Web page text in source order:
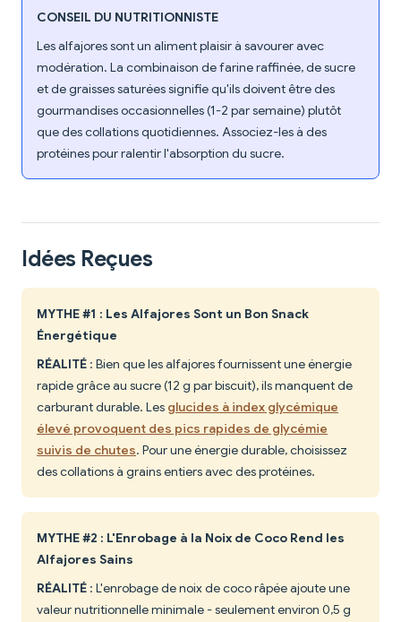
CONSEIL DU NUTRITIONNISTE
Les alfajores sont un aliment plaisir à savourer avec
modération. La combinaison de farine raffinée, de sucre
et de graisses saturées signifie qu'ils doivent être des
gourmandises occasionnelles (1-2 par semaine) plutôt
que des collations quotidiennes. Associez-les à des
protéines pour ralentir l'absorption du sucre.
Idées Reçues
MYTHE #1 : Les Alfajores Sont un Bon Snack
Énergétique
RÉALITÉ : Bien que les alfajores fournissent une énergie
rapide grâce au sucre (12 g par biscuit), ils manquent de
carburant durable. Les glucides à index glycémique
élevé provoquent des pics rapides de glycémie
suivis de chutes. Pour une énergie durable, choisissez
des collations à grains entiers avec des protéines.
MYTHE #2 : L'Enrobage à la Noix de Coco Rend les
Alfajores Sains
RÉALITÉ : L'enrobage de noix de coco râpée ajoute une
valeur nutritionnelle minimale - seulement environ 0,5 g